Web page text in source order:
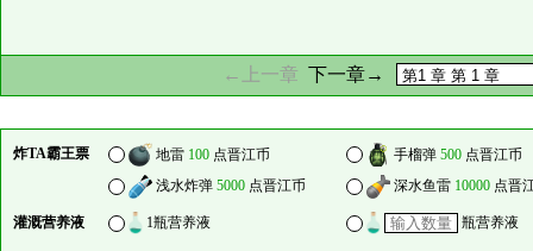
←上一章 下一章→
炸TA霸王票 地雷 100 点晋江币 手榴弹 500 点晋江币
浅水炸弹 5000 点晋江币 深水鱼雷 10000 点晋
灌溉营养液 1瓶营养液 瓶营养液